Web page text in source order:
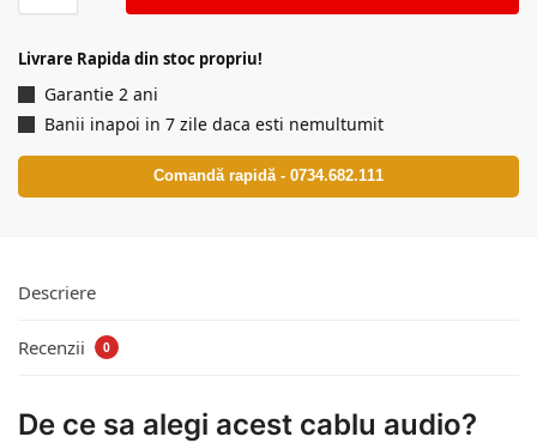
Livrare Rapida din stoc propriu!
Garantie 2 ani
Banii inapoi in 7 zile daca esti nemultumit
Comandă rapidă - 0734.682.111
Descriere
Recenzii 0
De ce sa alegi acest cablu audio?